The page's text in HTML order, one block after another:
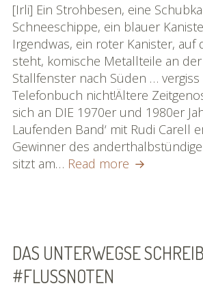
[Irli] Ein Strohbesen, eine
Schneeschippe, ein blauer
Irgendwas, ein roter Kanister, auf
steht, komische Metallteile an
Stallfenster nach Süden … vergiss
Telefonbuch nicht!Ältere
sich an DIE 1970er und 1980er
Laufenden Band‘ mit Rudi Carell
Gewinner des
sitzt am… Read more Die
|
#flussnoten
DAS UNTERWEGSE
#FLUSSNOTEN